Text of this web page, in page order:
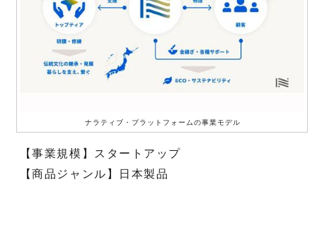
ナラティブ・プラットフォームの事業モデル
【事業規模】スタートアップ
【商品ジャンル】日本製品